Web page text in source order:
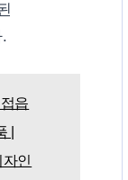
읍
|
인